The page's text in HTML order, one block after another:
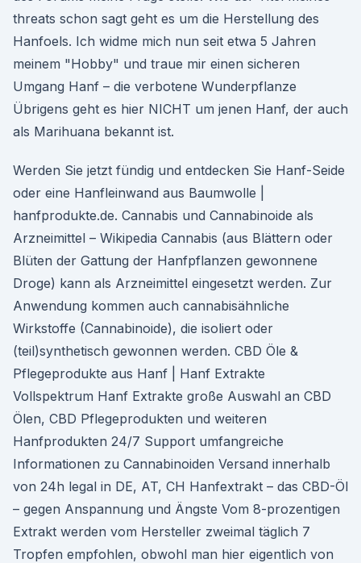
threats schon sagt geht es um die Herstellung des
Hanfoels. Ich widme mich nun seit etwa 5 Jahren
meinem "Hobby" und traue mir einen sicheren
Umgang Hanf – die verbotene Wunderpflanze
Übrigens geht es hier NICHT um jenen Hanf, der auch
als Marihuana bekannt ist.
Werden Sie jetzt fündig und entdecken Sie Hanf-Seide
oder eine Hanfleinwand aus Baumwolle |
hanfprodukte.de. Cannabis und Cannabinoide als
Arzneimittel – Wikipedia Cannabis (aus Blättern oder
Blüten der Gattung der Hanfpflanzen gewonnene
Droge) kann als Arzneimittel eingesetzt werden. Zur
Anwendung kommen auch cannabisähnliche
Wirkstoffe (Cannabinoide), die isoliert oder
(teil)synthetisch gewonnen werden. CBD Öle &
Pflegeprodukte aus Hanf | Hanf Extrakte
Vollspektrum Hanf Extrakte große Auswahl an CBD
Ölen, CBD Pflegeprodukten und weiteren
Hanfprodukten 24/7 Support umfangreiche
Informationen zu Cannabinoiden Versand innerhalb
von 24h legal in DE, AT, CH Hanfextrakt – das CBD-Öl
– gegen Anspannung und Ängste Vom 8-prozentigen
Extrakt werden vom Hersteller zweimal täglich 7
Tropfen empfohlen, obwohl man hier eigentlich von